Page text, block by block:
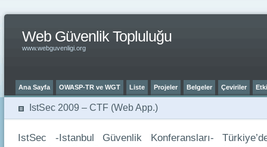
Web Güvenlik Topluluğu
www.webguvenligi.org
Ana Sayfa OWASP-TR ve WGT Liste Projeler Belgeler Çeviriler
IstSec 2009 – CTF (Web App.)
IstSec -Istanbul Güvenlik Konferansları-